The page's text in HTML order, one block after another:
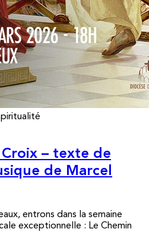
– texte de
de Marcel
entrons dans la semaine
exceptionnelle : Le Chemin